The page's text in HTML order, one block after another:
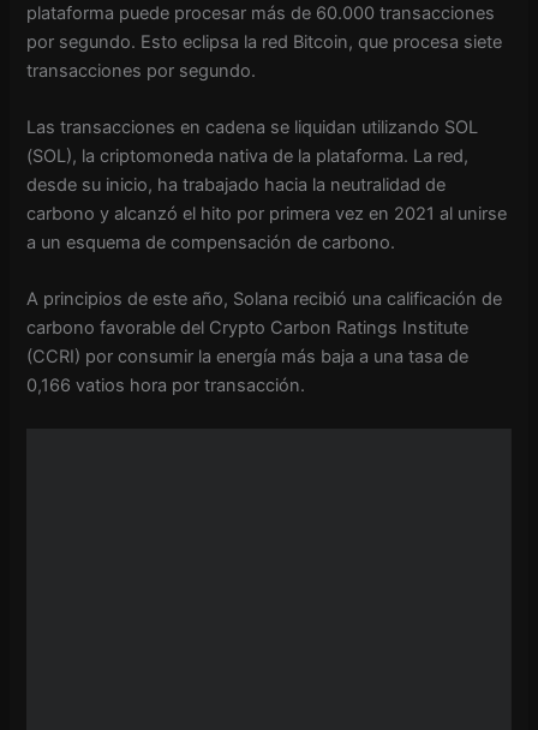
plataforma puede procesar más de 60.000 transacciones
por segundo. Esto eclipsa la red Bitcoin, que procesa siete
transacciones por segundo.
Las transacciones en cadena se liquidan utilizando SOL
(SOL), la criptomoneda nativa de la plataforma. La red,
desde su inicio, ha trabajado hacia la neutralidad de
carbono y alcanzó el hito por primera vez en 2021 al unirse
a un esquema de compensación de carbono.
A principios de este año, Solana recibió una calificación de
carbono favorable del Crypto Carbon Ratings Institute
(CCRI) por consumir la energía más baja a una tasa de
0,166 vatios hora por transacción.